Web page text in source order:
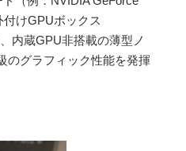
付けGPUボックス
内蔵GPU非搭載の薄型ノ
のグラフィック性能を発揮